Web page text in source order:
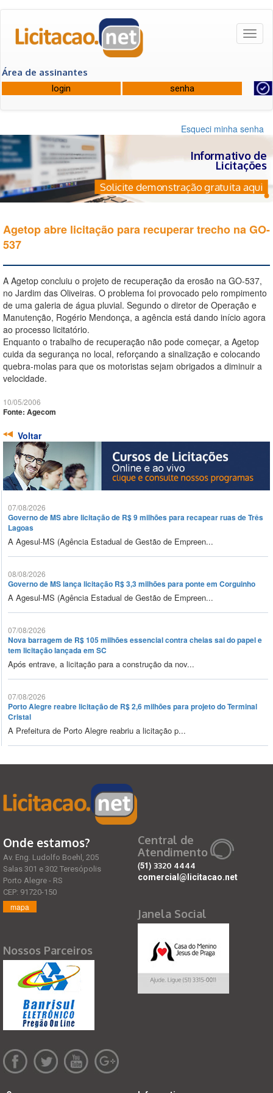
Área de assinantes
Esqueci minha senha
Informativo de
Licitações
Solicite demonstração gratuita aqui
Agetop abre licitação para recuperar trecho na GO-
537
A Agetop concluiu o projeto de recuperação da erosão na GO-537,
no Jardim das Oliveiras. O problema foi provocado pelo rompimento
de uma galeria de água pluvial. Segundo o diretor de Operação e
Manutenção, Rogério Mendonça, a agência está dando início agora
ao processo licitatório.
Enquanto o trabalho de recuperação não pode começar, a Agetop
cuida da segurança no local, reforçando a sinalização e colocando
quebra-molas para que os motoristas sejam obrigados a diminuir a
velocidade.
10/05/2006
Fonte: Agecom
Voltar
07/08/2026
Governo de MS abre licitação de R$ 9 milhões para recapear ruas de Três
Lagoas
A Agesul-MS (Agência Estadual de Gestão de Empreen...
08/08/2026
Governo de MS lança licitação R$ 3,3 milhões para ponte em Corguinho
A Agesul-MS (Agência Estadual de Gestão de Empreen...
07/08/2026
Nova barragem de R$ 105 milhões essencial contra cheias sai do papel e
tem licitação lançada em SC
Após entrave, a licitação para a construção da nov...
07/08/2026
Porto Alegre reabre licitação de R$ 2,6 milhões para projeto do Terminal
Cristal
A Prefeitura de Porto Alegre reabriu a licitação p...
Onde estamos?
Av. Eng. Ludolfo Boehl, 205
Salas 301 e 302 Teresópolis
Porto Alegre - RS
CEP: 91720-150
mapa
Nossos Parceiros
Central de
Atendimento
(51) 3320 4444
comercial@licitacao.net
Janela Social